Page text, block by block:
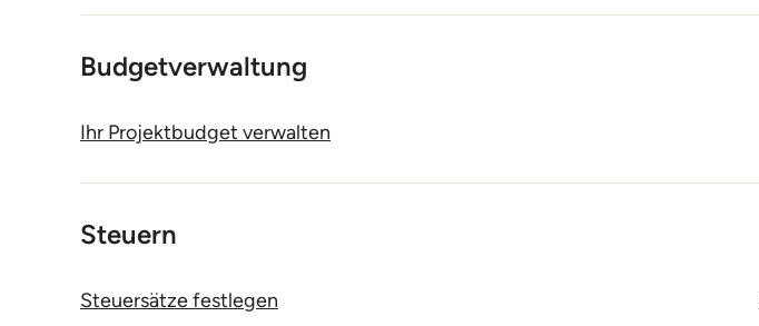
Budgetverwaltung
Ihr Projektbudget verwalten
Steuern
Steuersätze festlegen